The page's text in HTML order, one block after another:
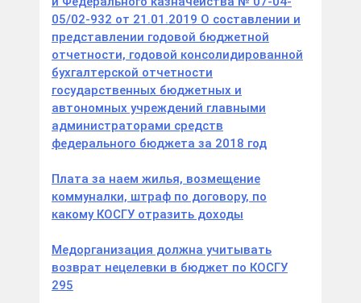
05/02-932 от 21.01.2019 О составлении и
представлении годовой бюджетной
отчетности, годовой консолидированной
бухгалтерской отчетности
государственных бюджетных и
автономных учреждений главными
администраторами средств
федерального бюджета за 2018 год
Плата за наем жилья, возмещение
коммуналки, штраф по договору, по
какому КОСГУ отразить доходы
Медорганизация должна учитывать
возврат нецелевки в бюджет по КОСГУ
295